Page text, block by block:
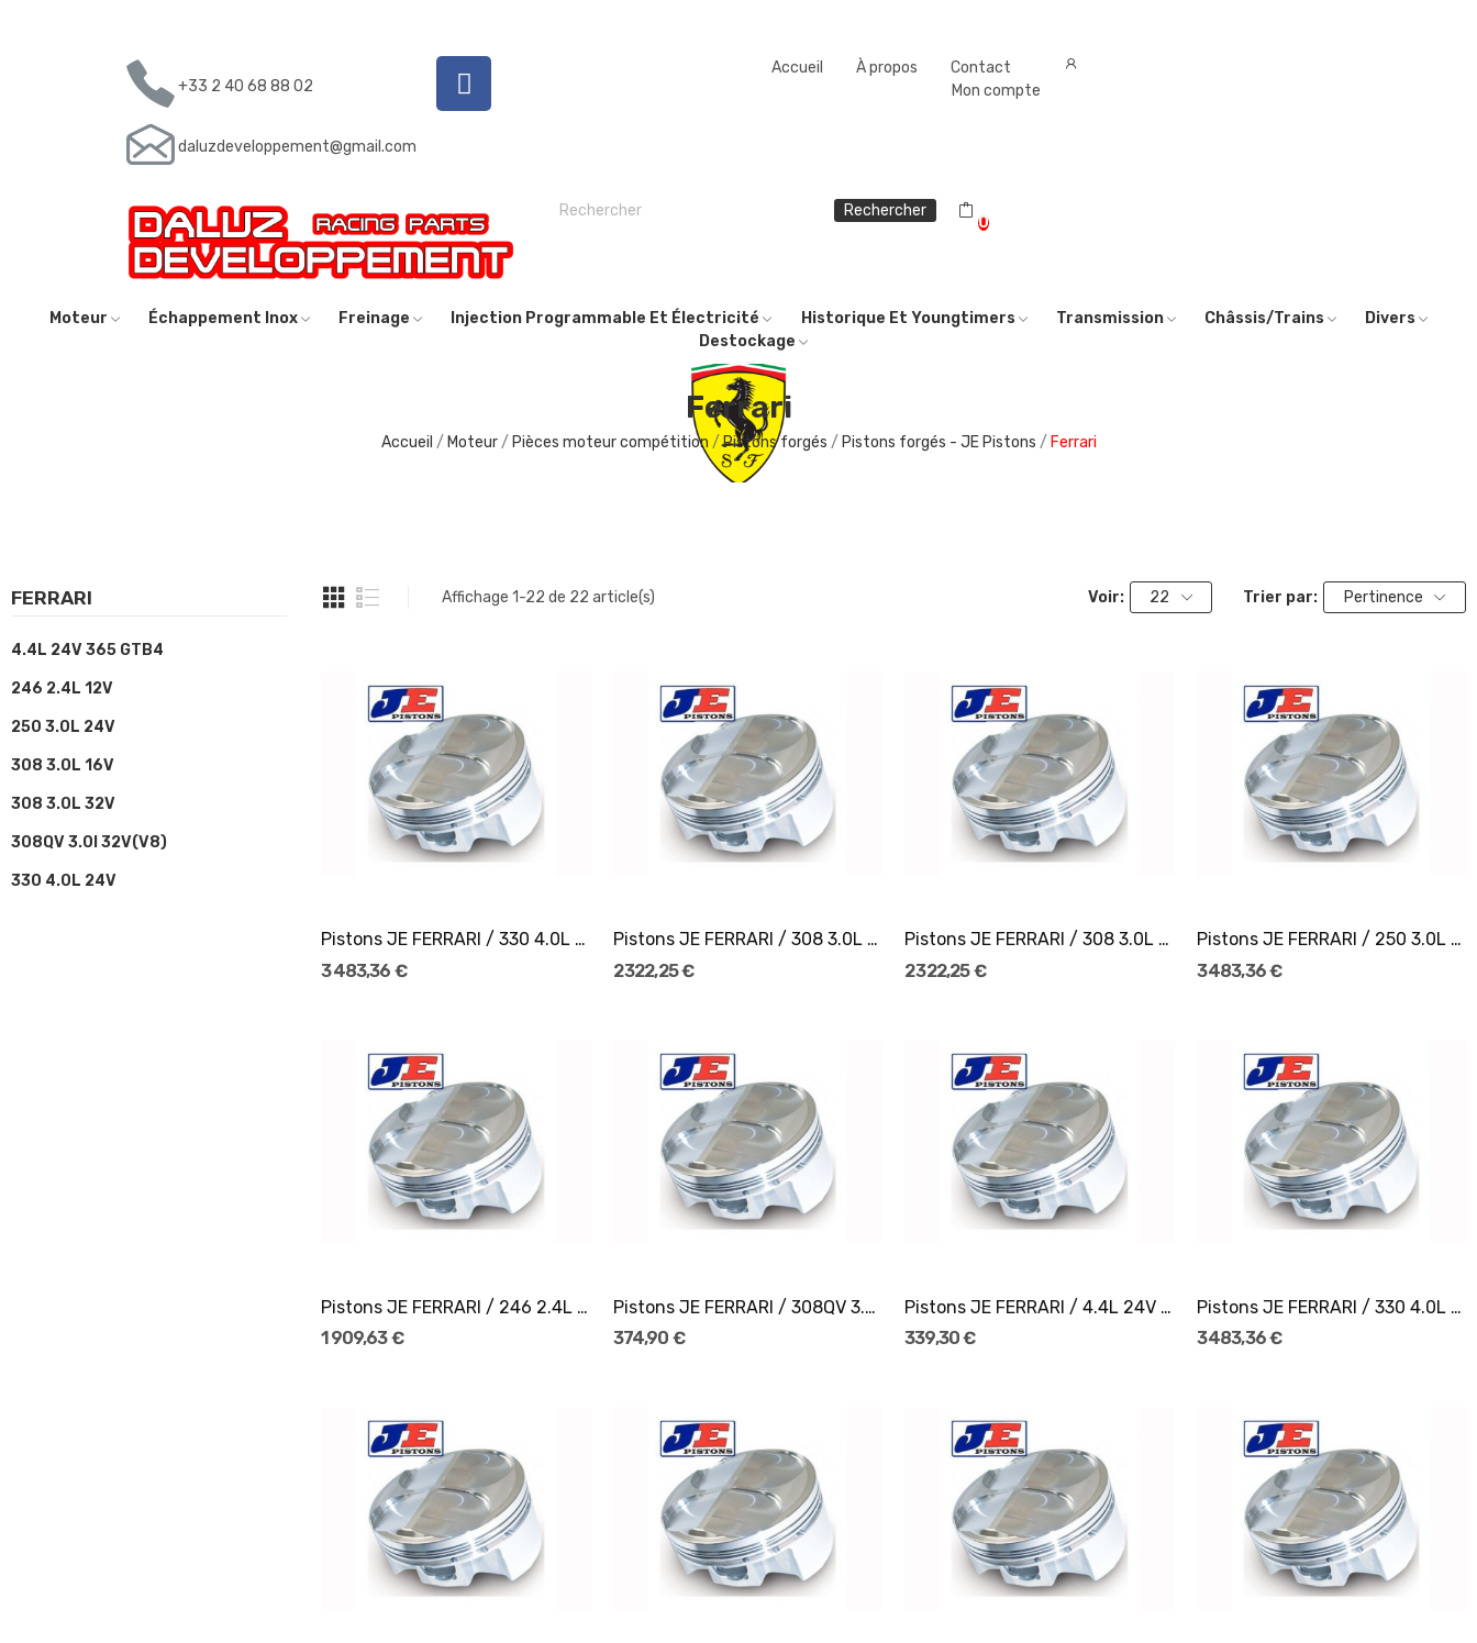
+33 2 40 68 88 02
daluzdeveloppement@gmail.com
Accueil À propos
Contact
Mon compte
Rechercher
0
Moteur Échappement Inox Freinage Injection Programmable Et Électricité Historique Et Youngtimers Transmission Châssis/Trains
Divers
Destockage
Ferrari
Accueil Moteur Pièces moteur compétition Pistons forgés Pistons forgés - JE Pistons Ferrari
FERRARI
4.4L 24V 365 GTB4
246 2.4L 12V
250 3.0L 24V
308 3.0L 16V
308 3.0L 32V
308QV 3.0l 32V(V8)
330 4.0L 24V
Affichage 1-22 de 22 article(s) Voir: 22 Trier par: Pertinence
Pistons JE FERRARI / 330 4.0L 24V Ø77,5
3 483,36 €
Pistons JE FERRARI / 308 3.0L 32V Ø81,5
2 322,25 €
Pistons JE FERRARI / 308 3.0L 16V Ø81,5
2 322,25 €
Pistons JE FERRARI / 250 3.0L 24V Ø73,5
3 483,36 €
Pistons JE FERRARI / 246 2.4L 12V Ø93
1 909,63 €
Pistons JE FERRARI / 308QV 3.0l 32V(V8) Ø82
374,90 €
Pistons JE FERRARI / 4.4L 24V 365 GTB4 Ø81,51
339,30 €
Pistons JE FERRARI / 330 4.0L 24V Ø78
3 483,36 €